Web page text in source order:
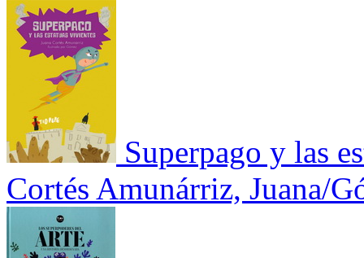
Superpago y las
Cortés Amunárriz, Juana/